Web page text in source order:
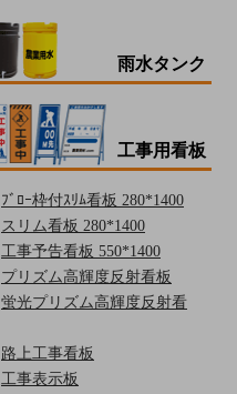
雨水タンク
工事用看板
ﾌﾞﾛｰ枠付ｽﾘﾑ看板 280*1400
スリム看板 280*1400
工事予告看板 550*1400
プリズム高輝度反射看板
蛍光プリズム高輝度反射看
路上工事看板
工事表示板